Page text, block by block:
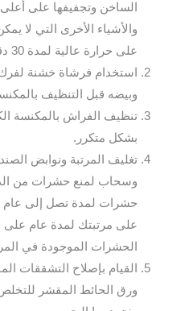
الساخن وتجفيفها على
والأشياء الأخرى التي لا
على حرارة عالية لمدة 30 دقيقة.
استخدام فرشاة خشنة
وبيضه قبل التنظيف
تنظيف الفراش بالمكنسة
بشكل متكرر.
تغليف المرتبة ونوابض
وسحاب لمنع حشرات من
حشرات لمدة تصل إلى عام
على مرتبتك لمدة عام على
الحشرات الموجودة في
القيام بإصلاح
ورق الحائط المقشر